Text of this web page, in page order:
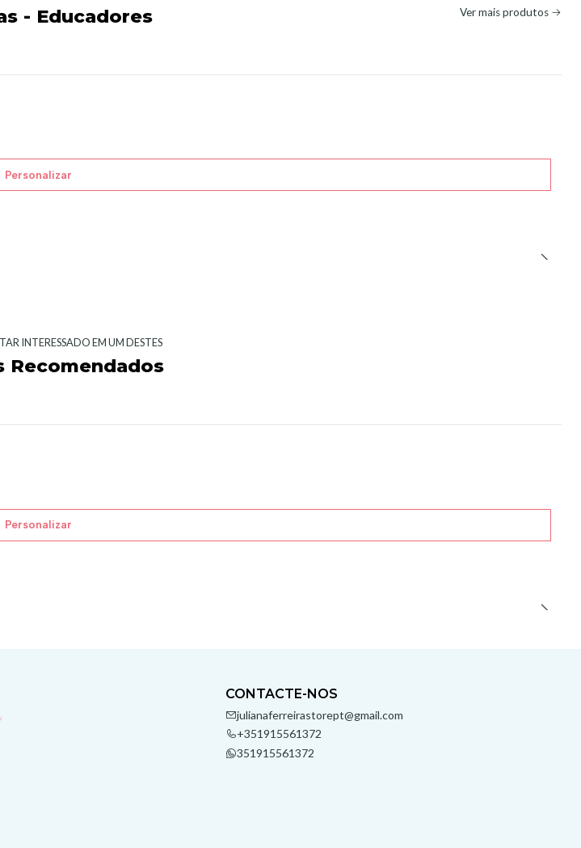
- Educadores Ver mais produtos
Personalizar
INTERESSADO EM UM DESTES
Recomendados
Personalizar
CONTACTE-NOS
julianaferreirastorept@gmail.com
+351915561372
351915561372